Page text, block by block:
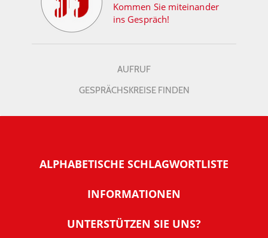
Kommen Sie miteinander
ins Gespräch!
AUFRUF
GESPRÄCHSKREISE FINDEN
ALPHABETISCHE SCHLAGWORTLISTE
INFORMATIONEN
Warum NachDenkSeiten
UNTERSTÜTZEN SIE UNS?